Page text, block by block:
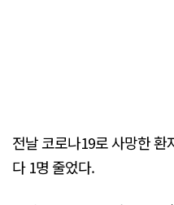
전날 코로나19로 사망한
다 1명 줄었다.